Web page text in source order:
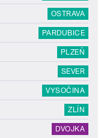
OSTRAVA
PARDUBICE
PLZEŇ
SEVER
VYSOČINA
ZLÍN
DVOJKA